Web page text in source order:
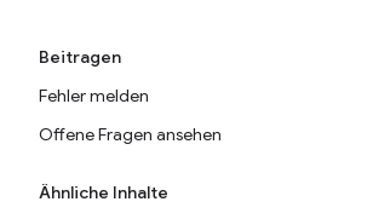
Beitragen
Fehler melden
Offene Fragen ansehen
Ähnliche Inhalte